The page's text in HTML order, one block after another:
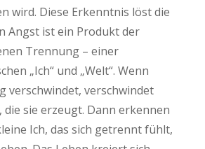
wird. Diese Erkenntnis löst die
Angst ist ein Produkt der
Trennung – einer
„Ich“ und „Welt“. Wenn
verschwindet, verschwindet
die sie erzeugt. Dann erkennen
Ich, das sich getrennt fühlt,